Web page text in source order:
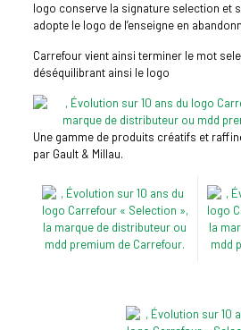
logo conserve la signature selection et
adopte le logo de l’enseigne en
Carrefour vient ainsi terminer le mot
déséquilibrant ainsi le logo
Une gamme de produits créatifs et
par Gault & Millau.